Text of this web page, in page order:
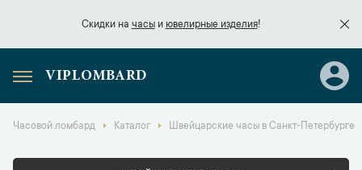
Скидки на часыи ювелирные изделия!
Скидки начасы
VIPLOMBARD
Часовой ломбард Каталог Швейцарские часы в Санкт-Петербурге